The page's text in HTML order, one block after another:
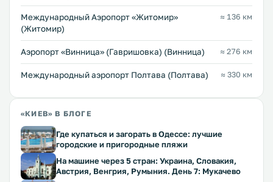
Международный Аэропорт «Житомир»
(Житомир)
≈ 136 км
Аэропорт «Винница» (Гавришовка) (Винница) ≈ 276 км
Международный аэропорт Полтава (Полтава) ≈ 330 км
«КИЕВ» В БЛОГЕ
Где купаться и загорать в Одессе: лучшие
городские и пригородные пляжи
На машине через 5 стран: Украина, Словакия,
Австрия, Венгрия, Румыния. День 7: Мукачево